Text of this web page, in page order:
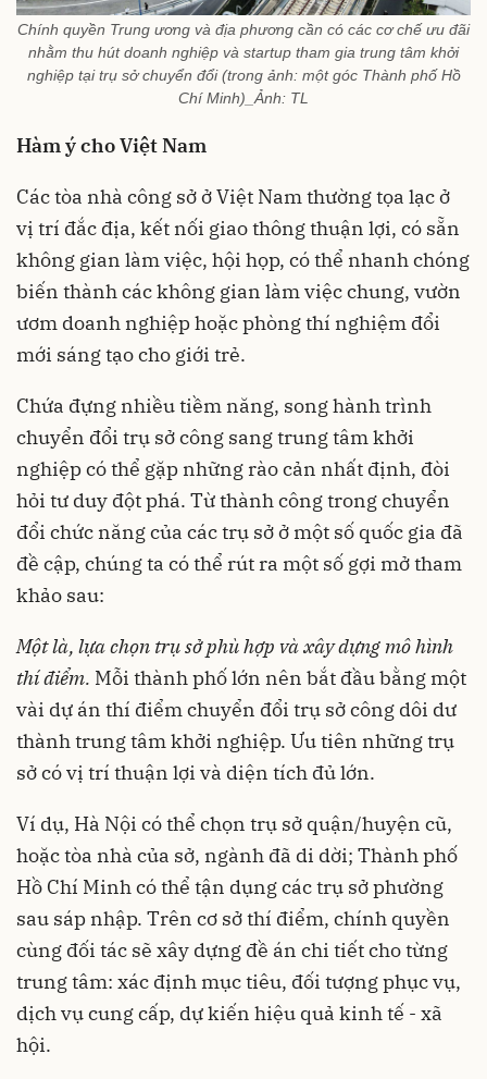
Chính quyền Trung ương và địa phương cần có các cơ chế ưu đãi
nhằm thu hút doanh nghiệp và startup tham gia trung tâm khởi
nghiệp tại trụ sở chuyển đổi (trong ảnh: một góc Thành phố Hồ
Chí Minh)_Ảnh: TL
Hàm ý cho Việt Nam
Các tòa nhà công sở ở Việt Nam thường tọa lạc ở
vị trí đắc địa, kết nối giao thông thuận lợi, có sẵn
không gian làm việc, hội họp, có thể nhanh chóng
biến thành các không gian làm việc chung, vườn
ươm doanh nghiệp hoặc phòng thí nghiệm đổi
mới sáng tạo cho giới trẻ.
Chứa đựng nhiều tiềm năng, song hành trình
chuyển đổi trụ sở công sang trung tâm khởi
nghiệp có thể gặp những rào cản nhất định, đòi
hỏi tư duy đột phá. Từ thành công trong chuyển
đổi chức năng của các trụ sở ở một số quốc gia đã
đề cập, chúng ta có thể rút ra một số gợi mở tham
khảo sau:
Một là, lựa chọn trụ sở phù hợp và xây dựng mô hình
thí điểm. Mỗi thành phố lớn nên bắt đầu bằng một
vài dự án thí điểm chuyển đổi trụ sở công dôi dư
thành trung tâm khởi nghiệp. Ưu tiên những trụ
sở có vị trí thuận lợi và diện tích đủ lớn.
Ví dụ, Hà Nội có thể chọn trụ sở quận/huyện cũ,
hoặc tòa nhà của sở, ngành đã di dời; Thành phố
Hồ Chí Minh có thể tận dụng các trụ sở phường
sau sáp nhập. Trên cơ sở thí điểm, chính quyền
cùng đối tác sẽ xây dựng đề án chi tiết cho từng
trung tâm: xác định mục tiêu, đối tượng phục vụ,
dịch vụ cung cấp, dự kiến hiệu quả kinh tế - xã
hội.